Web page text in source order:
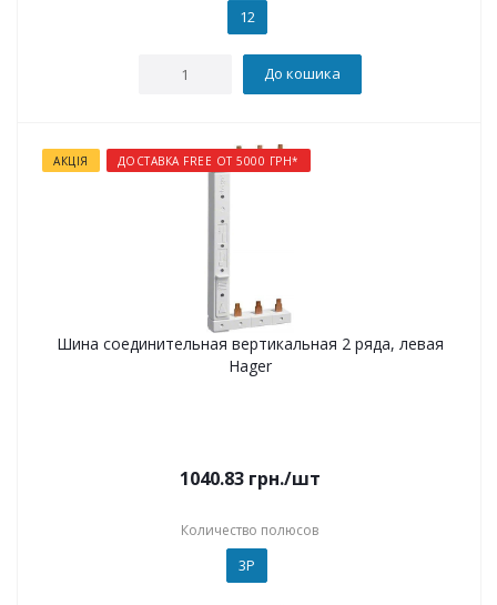
12
До кошика
АКЦІЯ ДОСТАВКА FREE ОТ 5000 ГРН*
Шина соединительная вертикальная 2 ряда, левая
Hager
1040.83грн./шт
Количество полюсов
3P